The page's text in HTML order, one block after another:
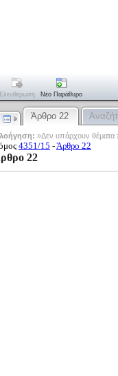
Ελευθέρωση Νέο Παράθυρο
Άρθρο 22